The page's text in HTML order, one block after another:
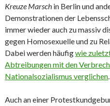
Kreuze Marsch in Berlin und
Demonstrationen der
immer wieder auch zu massiv
gegen Homosexuelle und zu
Dabei werden häufigwie
Abtreibungen mit den
Nationalsozialismus verglichen.
Auch an einer